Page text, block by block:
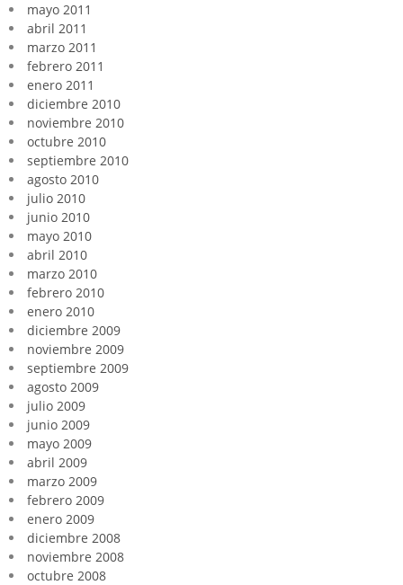
mayo 2011
abril 2011
marzo 2011
febrero 2011
enero 2011
diciembre 2010
noviembre 2010
octubre 2010
septiembre 2010
agosto 2010
julio 2010
junio 2010
mayo 2010
abril 2010
marzo 2010
febrero 2010
enero 2010
diciembre 2009
noviembre 2009
septiembre 2009
agosto 2009
julio 2009
junio 2009
mayo 2009
abril 2009
marzo 2009
febrero 2009
enero 2009
diciembre 2008
noviembre 2008
octubre 2008